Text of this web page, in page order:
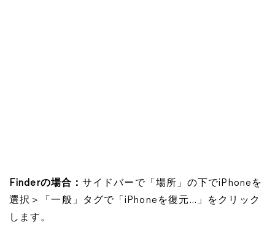
Finderの場合： サイドバーで「場所」の下でiPhoneを
選択＞「一般」タグで「iPhoneを復元…」をクリック
します。